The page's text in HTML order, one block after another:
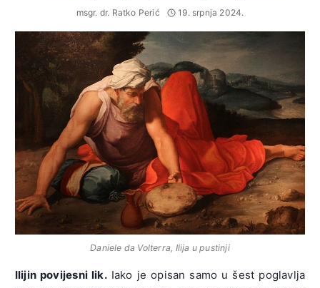
msgr. dr. Ratko Perić 19. srpnja 2024.
Daniele da Volterra, Ilija u pustinji
Ilijin povijesni lik.Iako je opisan samo u šest poglavlja